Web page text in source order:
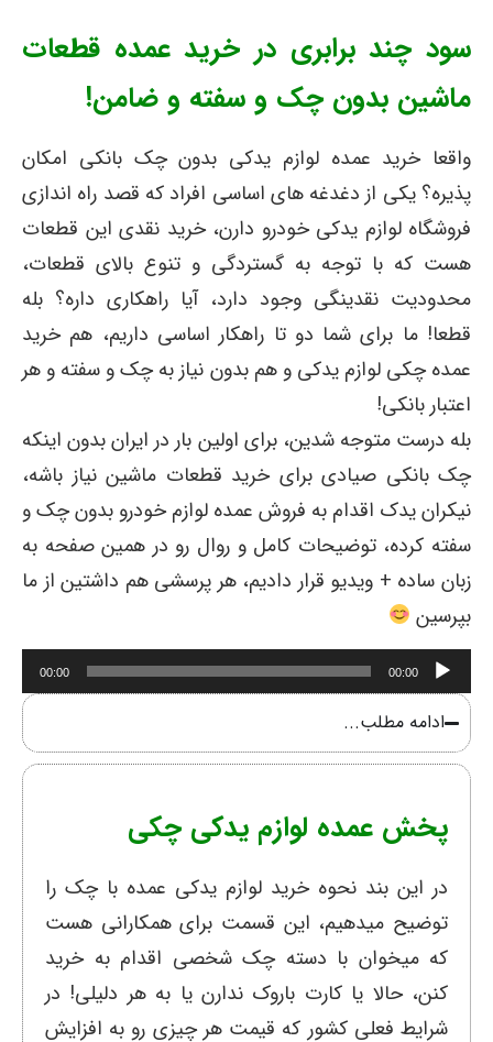
سود چند برابری در خرید عمده قطعات
ماشین بدون چک و سفته و ضامن!
واقعا خرید عمده لوازم یدکی بدون چک بانکی امکان
پذیره؟ یکی از دغدغه های اساسی افراد که قصد راه اندازی
فروشگاه لوازم یدکی خودرو دارن، خرید نقدی این قطعات
هست که با توجه به گستردگی و تنوع بالای قطعات،
محدودیت نقدینگی وجود دارد، آیا راهکاری داره؟ بله
قطعا! ما برای شما دو تا راهکار اساسی داریم، هم خرید
عمده چکی لوازم یدکی و هم بدون نیاز به چک و سفته و هر
اعتبار بانکی!
بله درست متوجه شدین، برای اولین بار در ایران بدون اینکه
چک بانکی صیادی برای خرید قطعات ماشین نیاز باشه،
نیکران یدک اقدام به فروش عمده لوازم خودرو بدون چک و
سفته کرده، توضیحات کامل و روال رو در همین صفحه به
زبان ساده + ویدیو قرار دادیم، هر پرسشی هم داشتین از ما
بپرسین
پخش‌کننده
صوت
00:00
00:00
ادامه مطلب...
پخش عمده لوازم یدکی چکی
در این بند نحوه خرید لوازم یدکی عمده با چک را
توضیح میدهیم، این قسمت برای همکارانی هست
که میخوان با دسته چک شخصی اقدام به خرید
کنن، حالا یا کارت باروک ندارن یا به هر دلیلی! در
شرایط فعلی کشور که قیمت هر چیزی رو به افزایش